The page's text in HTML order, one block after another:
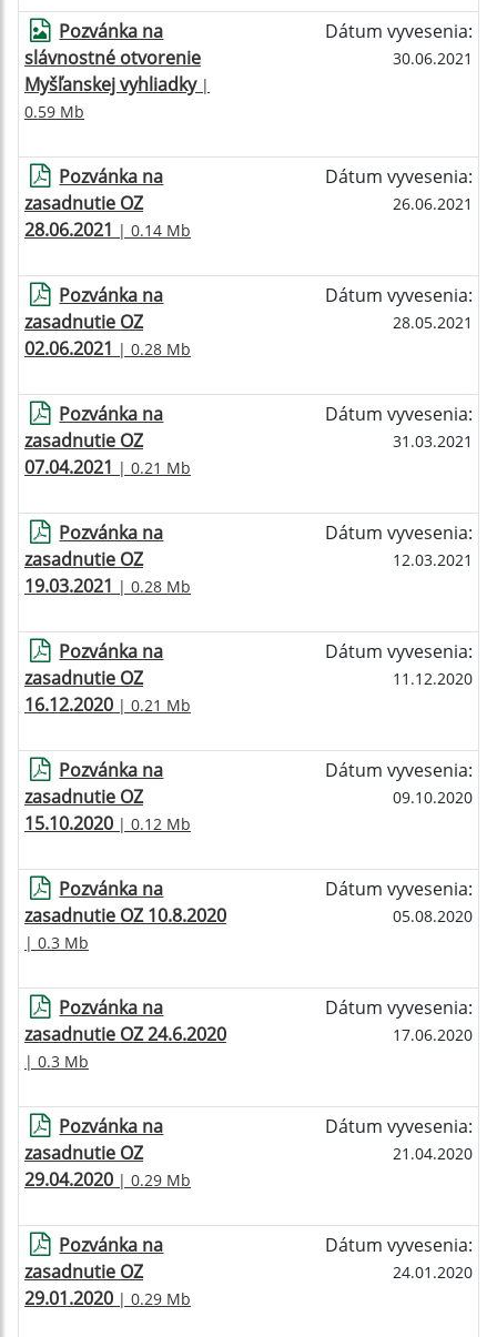
Pozvánka na
slávnostné otvorenie
Myšľanskej vyhliadky |
0.59 Mb
Dátum vyvesenia:
30.06.2021
Pozvánka na
zasadnutie OZ
28.06.2021 | 0.14 Mb
Dátum vyvesenia:
26.06.2021
Pozvánka na
zasadnutie OZ
02.06.2021 | 0.28 Mb
Dátum vyvesenia:
28.05.2021
Pozvánka na
zasadnutie OZ
07.04.2021 | 0.21 Mb
Dátum vyvesenia:
31.03.2021
Pozvánka na
zasadnutie OZ
19.03.2021 | 0.28 Mb
Dátum vyvesenia:
12.03.2021
Pozvánka na
zasadnutie OZ
16.12.2020 | 0.21 Mb
Dátum vyvesenia:
11.12.2020
Pozvánka na
zasadnutie OZ
15.10.2020 | 0.12 Mb
Dátum vyvesenia:
09.10.2020
Pozvánka na
zasadnutie OZ 10.8.2020
| 0.3 Mb
Dátum vyvesenia:
05.08.2020
Pozvánka na
zasadnutie OZ 24.6.2020
| 0.3 Mb
Dátum vyvesenia:
17.06.2020
Pozvánka na
zasadnutie OZ
29.04.2020 | 0.29 Mb
Dátum vyvesenia:
21.04.2020
Pozvánka na
zasadnutie OZ
29.01.2020 | 0.29 Mb
Dátum vyvesenia:
24.01.2020